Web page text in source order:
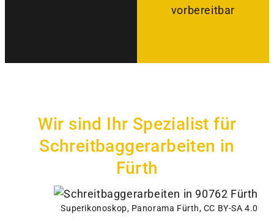
vorbereitbar
Wir sind Ihr Spezialist für
Schreitbaggerarbeiten in
Fürth
Superikonoskop, Panorama Fürth, CC BY-SA 4.0